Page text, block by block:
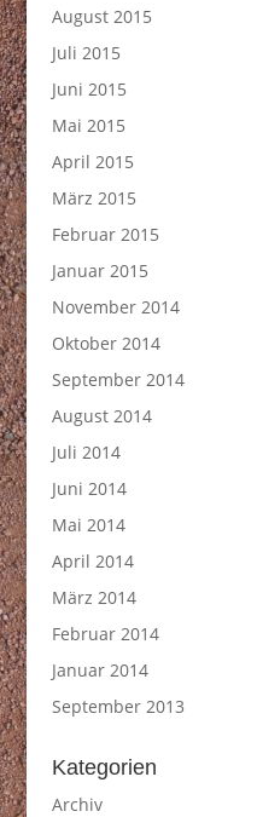
August 2015
Juli 2015
Juni 2015
Mai 2015
April 2015
März 2015
Februar 2015
Januar 2015
November 2014
Oktober 2014
September 2014
August 2014
Juli 2014
Juni 2014
Mai 2014
April 2014
März 2014
Februar 2014
Januar 2014
September 2013
Kategorien
Archiv